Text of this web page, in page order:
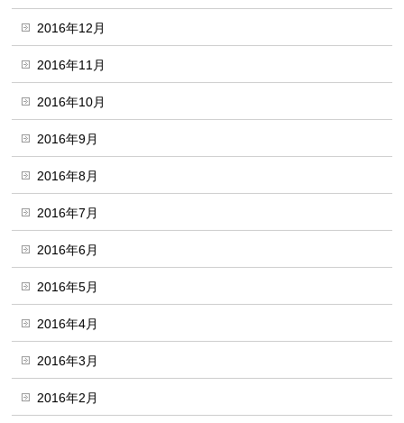
2016年12月
2016年11月
2016年10月
2016年9月
2016年8月
2016年7月
2016年6月
2016年5月
2016年4月
2016年3月
2016年2月